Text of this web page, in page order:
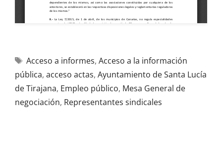
Acceso a informes, Acceso a la información
pública, acceso actas, Ayuntamiento de Santa Lucía
de Tirajana, Empleo público, Mesa General de
negociación, Representantes sindicales